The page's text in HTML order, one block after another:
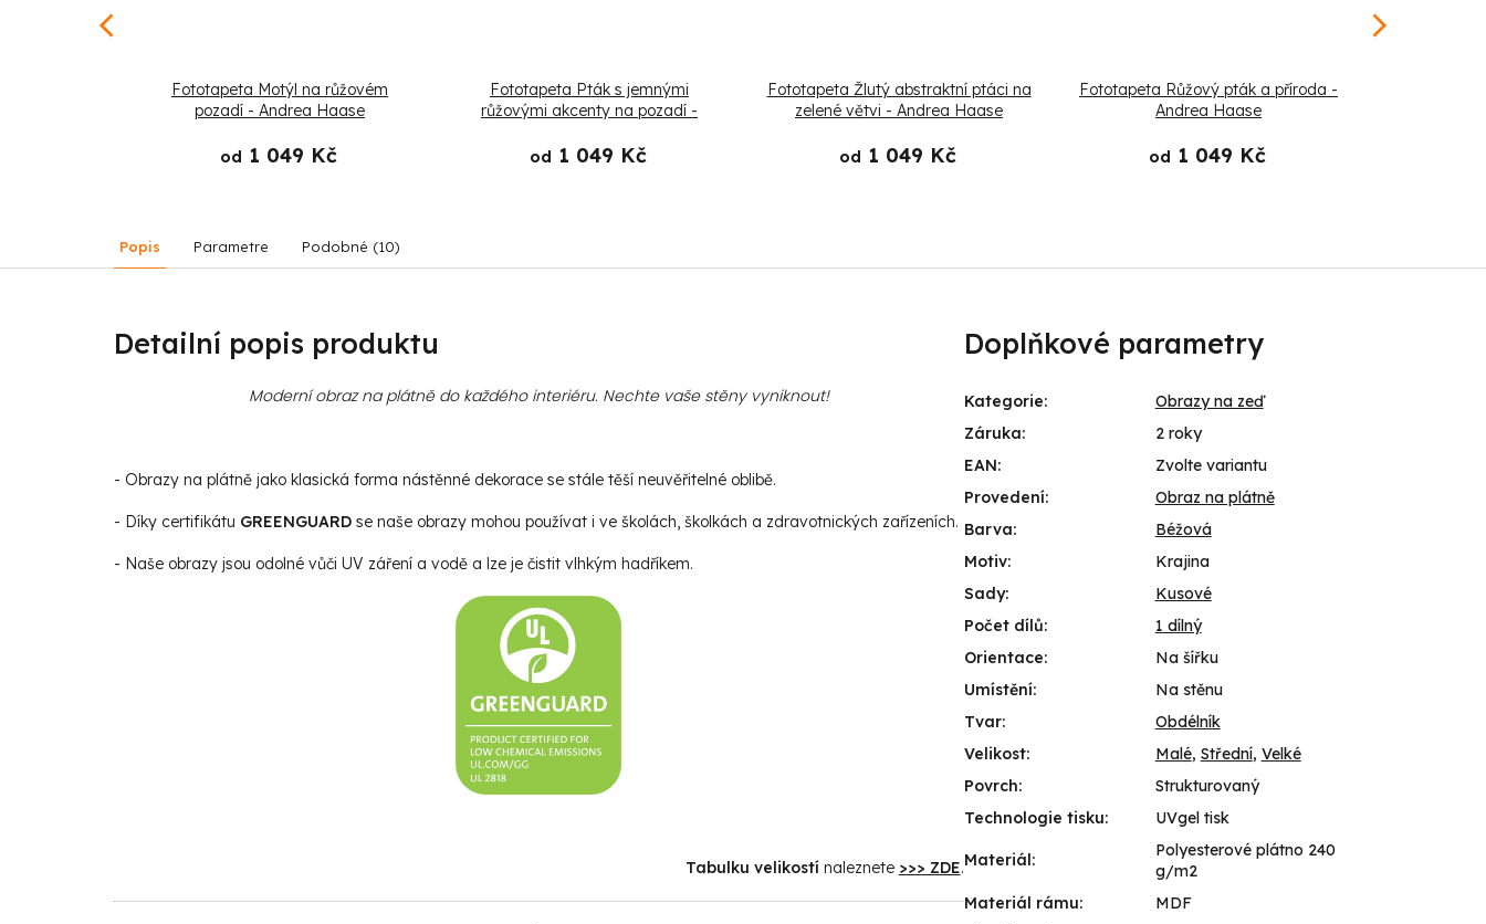
Fototapeta Motýl na růžovém
pozadí - Andrea Haase
od 1 049 Kč
Fototapeta Pták s jemnými
růžovými akcenty na pozadí -
od 1 049 Kč
Fototapeta Žlutý abstraktní ptáci na
zelené větvi - Andrea Haase
od 1 049 Kč
Fototapeta Růžový pták a příroda -
Andrea Haase
od 1 049 Kč
Popis Parametre Podobné (10)
Detailní popis produktu
Moderní obraz na plátně do každého interiéru. Nechte vaše stěny vyniknout!
- Obrazy na plátně jako klasická forma nástěnné dekorace se stále těší neuvěřitelné oblibě.
- Díky certifikátu GREENGUARD se naše obrazy mohou používat i ve školách, školkách a zdravotnických zařízeních.
- Naše obrazy jsou odolné vůči UV záření a vodě a lze je čistit vlhkým hadříkem.
Tabulku velikostínaleznete >>> ZDE.
Doplňkové parametry
Kategorie:
Obrazy na zeď
Záruka:
2 roky
EAN:
Zvolte variantu
Provedení:
Obraz na plátně
Barva:
Béžová
Motiv:
Krajina
Sady:
Kusové
Počet dílů:
1 dílný
Orientace:
Na šířku
Umístění:
Na stěnu
Tvar:
Obdélník
Velikost: Malé, Střední, Velké
Povrch:
Strukturovaný
Technologie tisku: UVgel tisk
Materiál:
Polyesterové plátno 240
g/m2
Materiál rámu:
MDF